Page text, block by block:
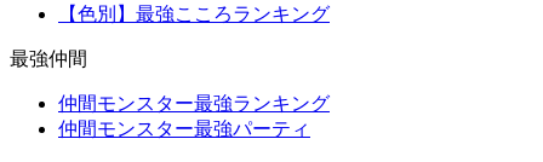
【色別】最強こころランキング
最強仲間
仲間モンスター最強ランキング
仲間モンスター最強パーティ